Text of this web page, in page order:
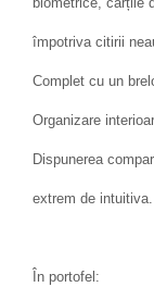
împotriva citirii
Complet cu un
Organizare
Dispunerea
extrem de
În portofel: